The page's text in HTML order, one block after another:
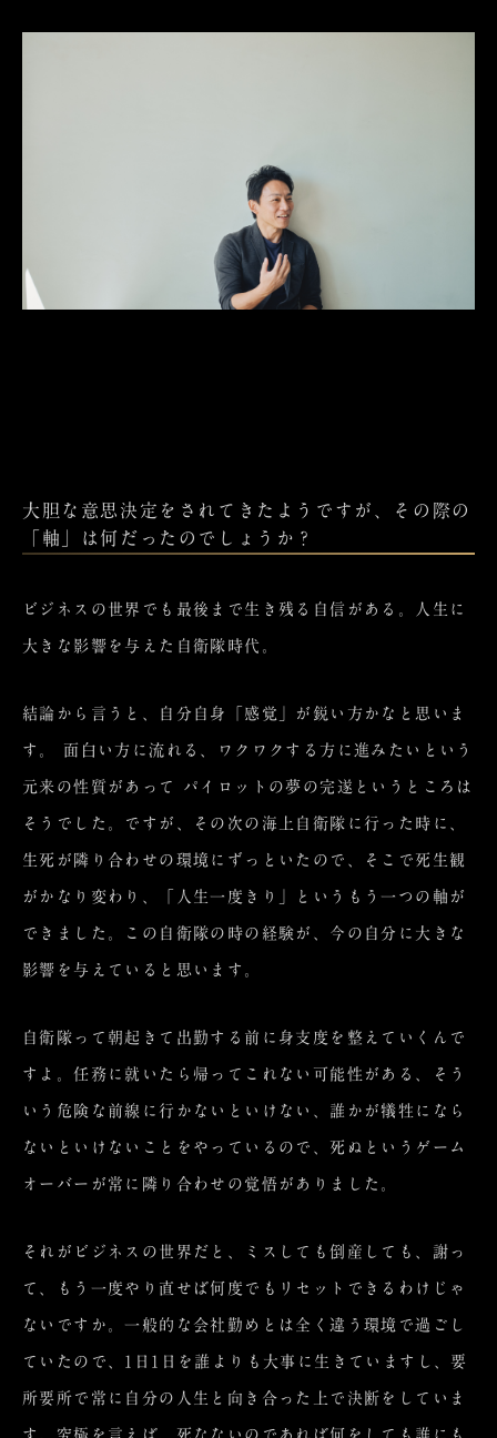
大胆な意思決定をされてきたようですが、その際の
「軸」は何だったのでしょうか？
ビジネスの世界でも最後まで生き残る自信がある。人生に
大きな影響を与えた自衛隊時代。
結論から言うと、自分自身「感覚」が鋭い方かなと思いま
す。 面白い方に流れる、ワクワクする方に進みたいという
元来の性質があって パイロットの夢の完遂というところは
そうでした。ですが、その次の海上自衛隊に行った時に、
生死が隣り合わせの環境にずっといたので、そこで死生観
がかなり変わり、「人生一度きり」というもう一つの軸が
できました。この自衛隊の時の経験が、今の自分に大きな
影響を与えていると思います。
自衛隊って朝起きて出勤する前に身支度を整えていくんで
すよ。任務に就いたら帰ってこれない可能性がある、そう
いう危険な前線に行かないといけない、誰かが犠牲になら
ないといけないことをやっているので、死ぬというゲーム
オーバーが常に隣り合わせの覚悟がありました。
それがビジネスの世界だと、ミスしても倒産しても、謝っ
て、もう一度やり直せば何度でもリセットできるわけじゃ
ないですか。一般的な会社勤めとは全く違う環境で過ごし
ていたので、1日1日を誰よりも大事に生きていますし、要
所要所で常に自分の人生と向き合った上で決断をしていま
す。究極を言えば、死なないのであれば何をしても誰にも